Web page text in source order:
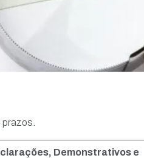
Demonstrativos e